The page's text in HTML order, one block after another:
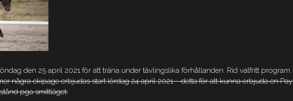
den 25 april 2021 för att träna under tävlingslika förhållanden. Rid valfritt program.
några ekipage erbjudas start lördag 24 april 2021 – detta för att kunna erbjuda en Pay
pga smittläget.